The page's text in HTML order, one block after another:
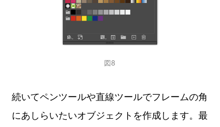
図8
続いてペンツールや直線ツールでフレームの角
にあしらいたいオブジェクトを作成します。最